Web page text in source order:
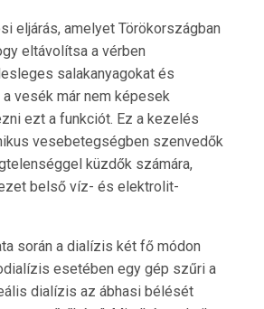
eljárás, amelyet Törökországban
eltávolítsa a vérben
salakanyagokat és
vesék már nem képesek
ezt a funkciót. Ez a kezelés
vesebetegségben szenvedők
küzdők számára,
belső víz- és elektrolit-
során a dialízis két fő módon
esetében egy gép szűri a
dialízis az ábhasi bélését